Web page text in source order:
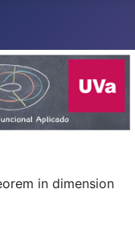
in dimension